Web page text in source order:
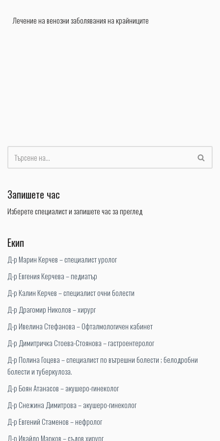
Лечение на венозни заболявания на крайниците
Запишете час
Изберете специалист и запишете час за преглед
Екип
Д-р Марин Керчев – специалист уролог
Д-р Евгения Керчева – педиатър
Д-р Калин Керчев – специалист очни болести
Д-р Драгомир Николов – хирург
Д-р Ивелина Стефанова – Офталмологичен кабинет
Д-р Димитричка Стоева-Стоянова – гастроентеролог
Д-р Полина Гоцева – специалист по вътрешни болести ; белодробни
болести и туберкулоза.
Д-р Боян Атанасов – акушеро-гинеколог
Д-р Снежина Димитрова – акушеро-гинеколог
Д-р Евгений Стаменов – нефролог
Д-р Ивайло Марков – съдов хирург